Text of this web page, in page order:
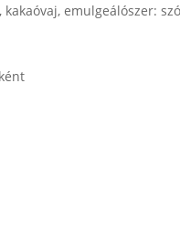
kakaóvaj, emulgeálószer: